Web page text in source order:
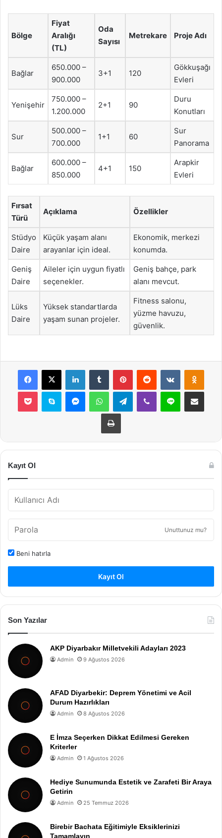
Bölge
Fiyat
Aralığı
(TL)
Oda
Sayısı
Metrekare Proje Adı
Bağlar
650.000 –
900.000
3+1 120
Gökkuşağı
Evleri
Yenişehir
750.000 –
1.200.000
2+1 90
Duru
Konutları
Sur
500.000 –
700.000
1+1 60
Sur
Panorama
Bağlar
600.000 –
850.000
4+1 150
Arapkir
Evleri
Fırsat
Türü
Açıklama Özellikler
Stüdyo
Daire
Küçük yaşam alanı
arayanlar için ideal.
Ekonomik, merkezi
konumda.
Geniş
Daire
Aileler için uygun fiyatlı
seçenekler.
Geniş bahçe, park
alanı mevcut.
Lüks
Daire
Yüksek standartlarda
yaşam sunan projeler.
Fitness salonu,
yüzme havuzu,
güvenlik.
Facebook
X LinkedInTumblr PinterestReddit VKontakte
Pocket Skype MessengerWhatsAppTelegramViber Line E-Posta ile
Yazdır
Kayıt Ol
Unuttunuz mu?
Beni hatırla
Kayıt Ol
Son Yazılar
AKP Diyarbakır Milletvekili Adayları 2023
Admin 9 Ağustos 2026
AFAD Diyarbekir: Deprem Yönetimi ve Acil
Durum Hazırlıkları
Admin 8 Ağustos 2026
E İmza Seçerken Dikkat Edilmesi Gereken
Kriterler
Admin 1 Ağustos 2026
Hediye Sunumunda Estetik ve Zarafeti Bir Araya
Getirin
Admin 25 Temmuz 2026
Birebir Bachata Eğitimiyle Eksiklerinizi
Tamamlayın